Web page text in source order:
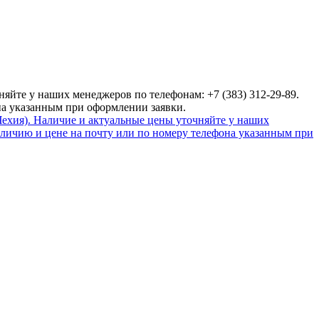
у наших менеджеров по телефонам: +7 (383) 312-29-89.
указанным при оформлении заявки.